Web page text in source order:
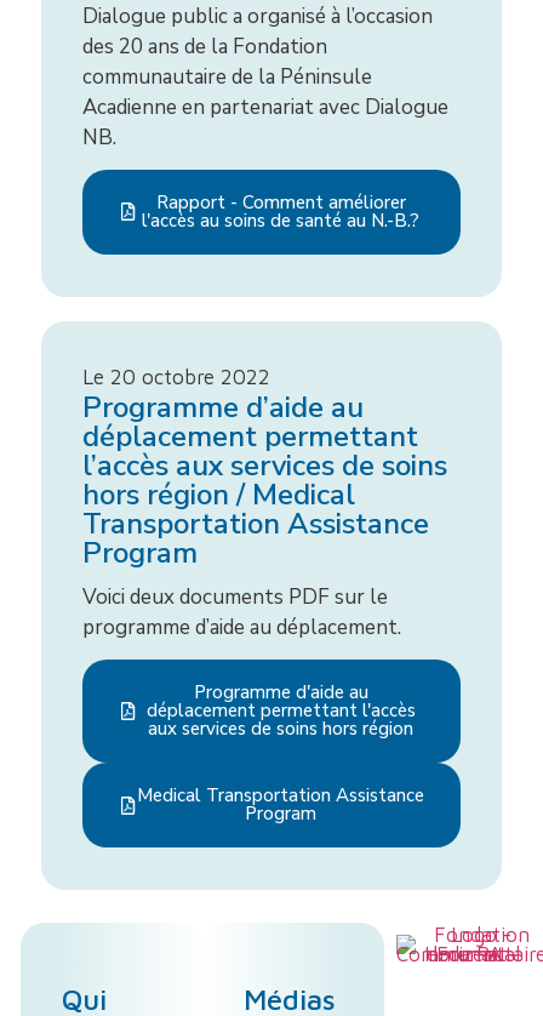
Dialogue public a organisé à l’occasion
des 20 ans de la Fondation
communautaire de la Péninsule
Acadienne en partenariat avec Dialogue
NB.
Rapport - Comment améliorer
l'accès au soins de santé au N.-B.?
Le 20 octobre 2022
Programme d’aide au
déplacement permettant
l’accès aux services de soins
hors région / Medical
Transportation Assistance
Program
Voici deux documents PDF sur le
programme d’aide au déplacement.
Programme d'aide au
déplacement permettant l'accès
aux services de soins hors région
Medical Transportation Assistance
Program
Qui
Médias